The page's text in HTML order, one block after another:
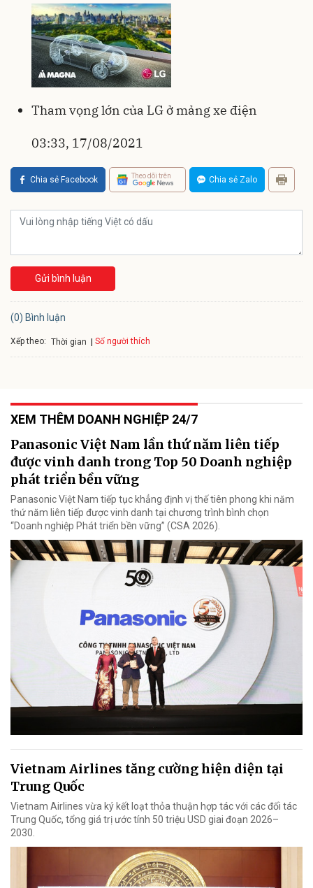
Tham vọng lớn của LG ở mảng xe điện
03:33, 17/08/2021
Chia sẻ Facebook Theo dõi trên Chia sẻ Zalo
Gửi bình luận
(0) Bình luận
Xếp theo: Thời gian Số người thích
XEM THÊM DOANH NGHIỆP 24/7
Panasonic Việt Nam lần thứ năm liên tiếp
được vinh danh trong Top 50 Doanh nghiệp
phát triển bền vững
Panasonic Việt Nam tiếp tục khẳng định vị thế tiên phong khi năm
thứ năm liên tiếp được vinh danh tại chương trình bình chọn
“Doanh nghiệp Phát triển bền vững” (CSA 2026).
Vietnam Airlines tăng cường hiện diện tại
Trung Quốc
Vietnam Airlines vừa ký kết loạt thỏa thuận hợp tác với các đối tác
Trung Quốc, tổng giá trị ước tính 50 triệu USD giai đoạn 2026–
2030.